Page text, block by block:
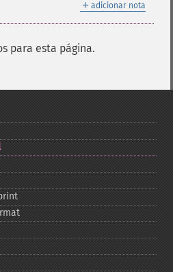
＋ adicionar nota
para esta página.